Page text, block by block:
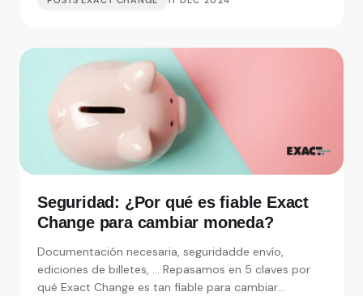
Seguridad: ¿Por qué es fiable Exact
Change para cambiar moneda?
Documentación necesaria, seguridadde envío,
ediciones de billetes, ... Repasamos en 5 claves por
qué Exact Change es tan fiable para cambiar